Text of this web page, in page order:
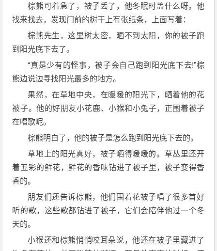
棕熊可着急了，被子丢了，他冬眠时盖什么呀。他
找来找去，发现门前的树干上有张纸条，上面写着：
棕熊先生，这里树太密，晒不到太阳，你的被子跑
到阳光底下去了。
“真是少有的怪事，被子会自己跑到阳光底下去!”棕
熊边说边寻找阳光最多的地方。
果然，在草地中央，在暖暖的阳光下，晒着他的花
被子。他的好朋友小花鹿、小猴和小兔子，正围着被子
在唱歌呢。
棕熊明白了，他的被子是怎么跑到阳光底下去的。
草地上的阳光真好，被子晒得暖暖的。草丛里还开
着五彩的鲜花，鲜花的香味钻进了被子里，被子变得香
香的。
朋友们还告诉棕熊，他们围着花被子唱了很多首好
听的歌，这些歌都钻进了被子，它们会陪伴他过一个冬
天的。
小猴还和棕熊悄悄咬耳朵说，他还在被子里藏进了